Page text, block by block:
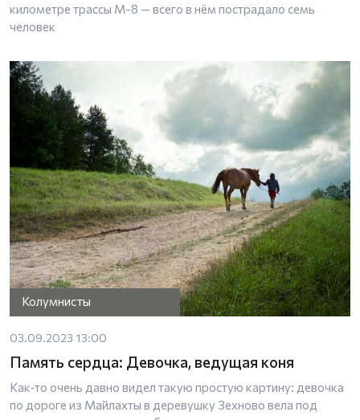
километре трассы М-8 — всего в нём пострадало семь
человек
Колумнисты
03.09.2023 13:00
Память сердца: Девочка, ведущая коня
Как‑то очень давно видел такую простую картину: девочка
по дороге из Майлахты в деревушку Зехново вела под